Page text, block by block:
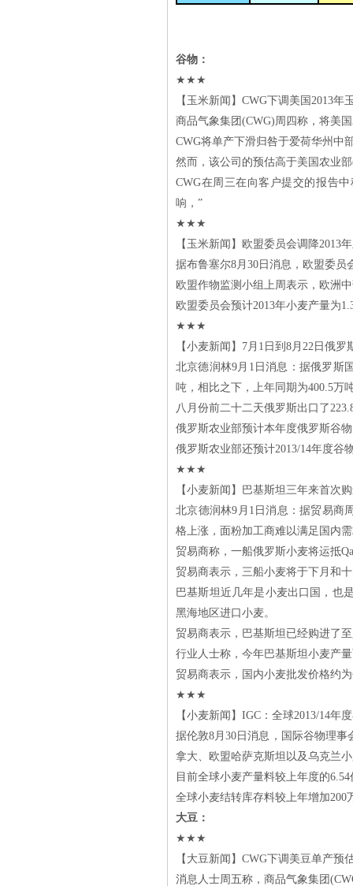
谷物：
★★★
【玉米新闻】CWG下调美国2013年
商品气象集团(CWG)周四称，将美
CWG将单产下滑归咎于爱荷华州中
然而，该公司的预估高于美国农业
CWG在周三在向客户提交的报告
响，”
★★★
【玉米新闻】欧盟委员会调降2013
据布鲁塞尔8月30日消息，欧盟委员
欧盟作物监测小组上周表示，欧洲
欧盟委员会预计2013年小麦产量为
★★★
【小麦新闻】7月1日到8月22日俄
北京德润林9月1日消息：据俄罗斯
吨，相比之下，上年同期为400.5万
八月份前二十二天俄罗斯出口了
俄罗斯农业部预计本年度俄罗斯谷
俄罗斯农业部还预计2013/14年度谷
★★★
【小麦新闻】巴基斯坦三年来首次
北京德润林9月1日消息：据贸易商
格上涨，面粉加工商难以满足国内
贸易商称，一船俄罗斯小麦将运抵
贸易商表示，三船小麦将于下月和
巴基斯坦近几年是小麦出口国，也
黑海地区进口小麦。
贸易商表示，巴基斯坦已经购进了
行业人士称，今年巴基斯坦小麦产
贸易商表示，国内小麦批发价格约
★★★
【小麦新闻】IGC：全球2013/14年
据伦敦8月30日消息，国际谷物理事
拿大、欧盟哈萨克斯坦以及乌克兰
目前全球小麦产量料较上年度的
全球小麦结转库存料较上年增加
大豆：
★★★
【大豆新闻】CWG下调美豆单产预
消息人士周五称，商品气象集团